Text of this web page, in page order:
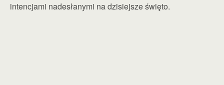
intencjami nadesłanymi na dzisiejsze święto.